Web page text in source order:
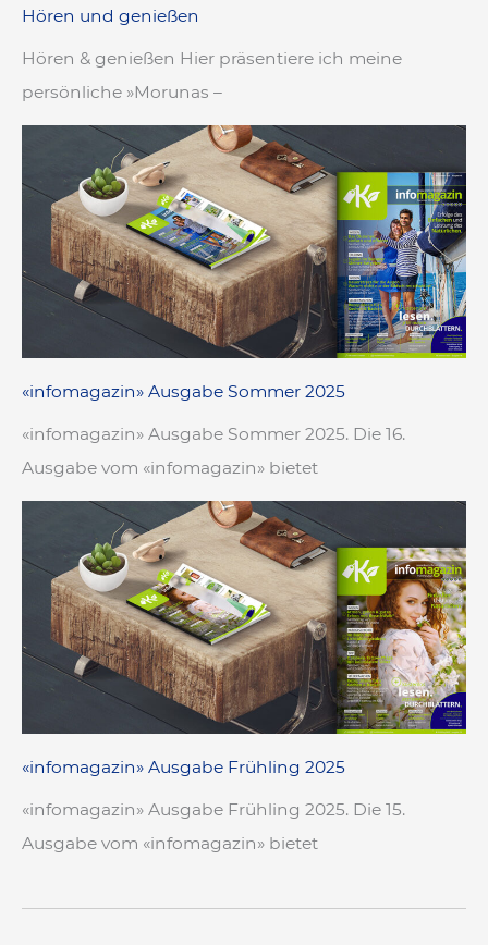
Hören und genießen
Hören & genießen Hier präsentiere ich meine
persönliche »Morunas –
«infomagazin» Ausgabe Sommer 2025
«infomagazin» Ausgabe Sommer 2025. Die 16.
Ausgabe vom «infomagazin» bietet
«infomagazin» Ausgabe Frühling 2025
«infomagazin» Ausgabe Frühling 2025. Die 15.
Ausgabe vom «infomagazin» bietet